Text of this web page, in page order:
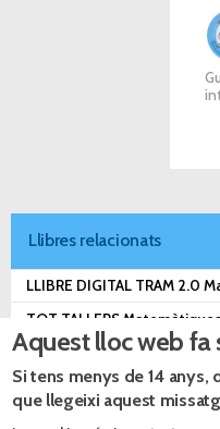
Llibres relacionats
LLIBRE DIGITAL TRAM 2.0
TOT TALLERS
TOT TALLERS
TRAM 2.0 Matemàtiques 3
Aquest lloc web fa
Si tens menys de 14 anys,
que llegeixi aquest